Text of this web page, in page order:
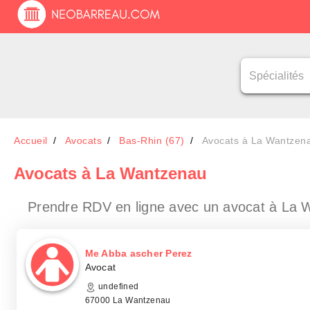
Accueil Avocats Bas-Rhin (67) Avocats à La
Avocats à La Wantzenau
Prendre RDV en ligne avec un avocat à La
Me Abba ascher Perez
Avocat
undefined
67000 La Wantzenau